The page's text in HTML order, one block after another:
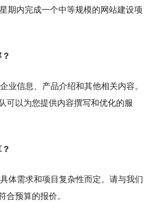
期内完成一个中等规模的网站建设项
业信息、产品介绍和其他相关内容。
可以为您提供内容撰写和优化的服
体需求和项目复杂性而定。请与我们
合预算的报价。